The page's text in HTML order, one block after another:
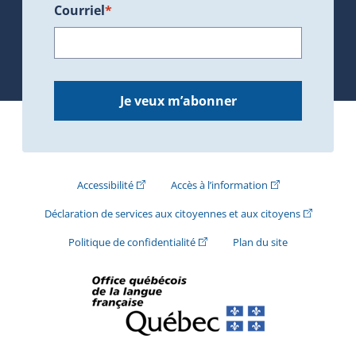
Courriel*
Je veux m’abonner
Accessibilité(Cet hyperlien externe s'ouvrira dans une
Accès à l’information(Cet hyperlien
Déclaration de services aux citoyennes et aux citoyens(Cet
Politique de confidentialité(Cet hyperlien externe s'ouvrira
Plan du site